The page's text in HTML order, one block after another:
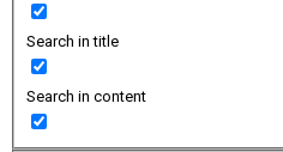
Search in title
Search in content